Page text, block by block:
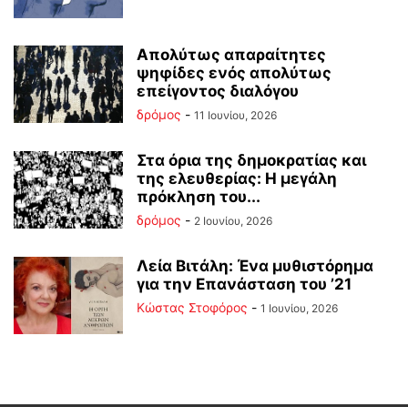
Απολύτως απαραίτητες
ψηφίδες ενός απολύτως
επείγοντος διαλόγου
δρόμος - 11 Ιουνίου, 2026
Στα όρια της δημοκρατίας και
της ελευθερίας: Η μεγάλη
πρόκληση του...
δρόμος - 2 Ιουνίου, 2026
Λεία Βιτάλη: Ένα μυθιστόρημα
για την Επανάσταση του ’21
Κώστας Στοφόρος - 1 Ιουνίου, 2026